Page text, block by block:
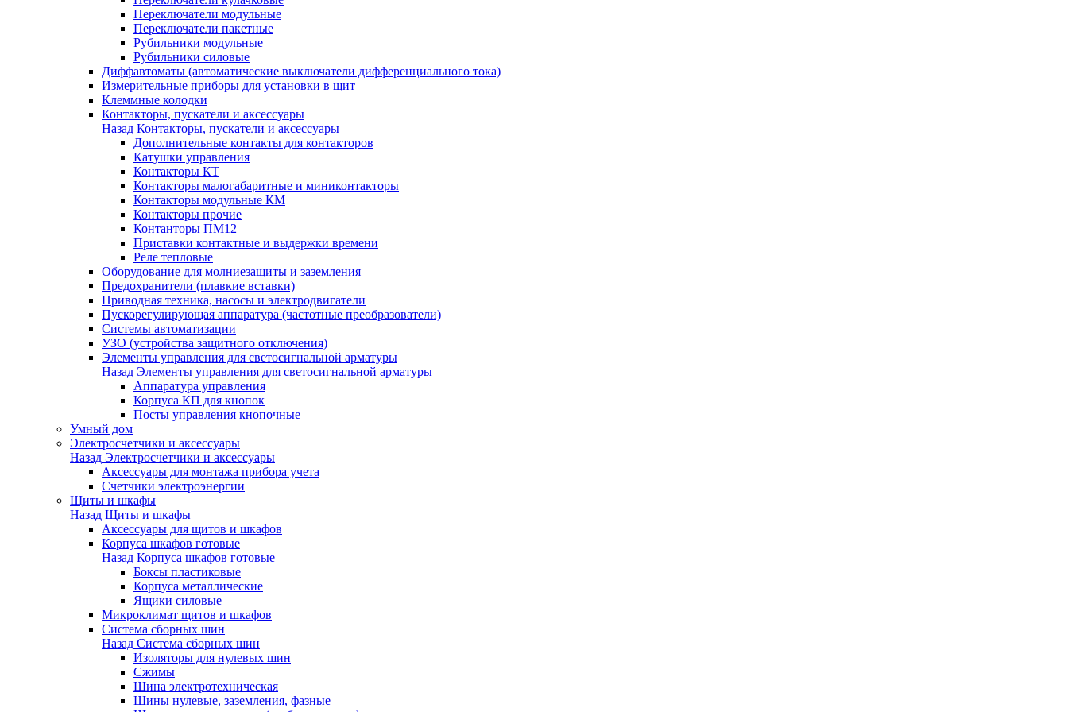
Переключатели модульные
Переключатели пакетные
Рубильники модульные
Рубильники силовые
Диффавтоматы (автоматические выключатели дифференциального тока)
Измерительные приборы для установки в щит
Клеммные колодки
Контакторы, пускатели и аксессуары
Назад Контакторы, пускатели и аксессуары
Дополнительные контакты для контакторов
Катушки управления
Контакторы КТ
Контакторы малогабаритные и миниконтакторы
Контакторы модульные КМ
Контакторы прочие
Контанторы ПМ12
Приставки контактные и выдержки времени
Реле тепловые
Оборудование для молниезащиты и заземления
Предохранители (плавкие вставки)
Приводная техника, насосы и электродвигатели
Пускорегулирующая аппаратура (частотные преобразователи)
Системы автоматизации
УЗО (устройства защитного отключения)
Элементы управления для светосигнальной арматуры
Назад Элементы управления для светосигнальной арматуры
Аппаратура управления
Корпуса КП для кнопок
Посты управления кнопочные
Умный дом
Электросчетчики и аксессуары
Назад Электросчетчики и аксессуары
Аксессуары для монтажа прибора учета
Счетчики электроэнергии
Щиты и шкафы
Назад Щиты и шкафы
Аксессуары для щитов и шкафов
Корпуса шкафов готовые
Назад Корпуса шкафов готовые
Боксы пластиковые
Корпуса металлические
Ящики силовые
Микроклимат щитов и шкафов
Система сборных шин
Назад Система сборных шин
Изоляторы для нулевых шин
Сжимы
Шина электротехническая
Шины нулевые, заземления, фазные